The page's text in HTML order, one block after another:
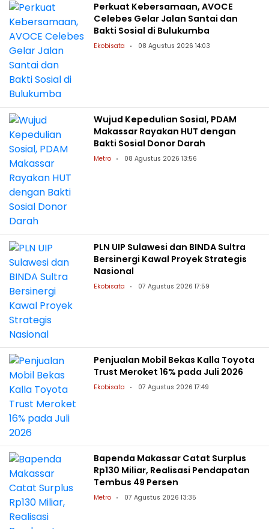
Perkuat Kebersamaan, AVOCE
Celebes Gelar Jalan Santai dan
Bakti Sosial di Bulukumba
Ekobisata 08 Agustus 2026 14:03
Wujud Kepedulian Sosial, PDAM
Makassar Rayakan HUT dengan
Bakti Sosial Donor Darah
Metro 08 Agustus 2026 13:56
PLN UIP Sulawesi dan BINDA Sultra
Bersinergi Kawal Proyek Strategis
Nasional
Ekobisata 07 Agustus 2026 17:59
Penjualan Mobil Bekas Kalla Toyota
Trust Meroket 16% pada Juli 2026
Ekobisata 07 Agustus 2026 17:49
Bapenda Makassar Catat Surplus
Rp130 Miliar, Realisasi Pendapatan
Tembus 49 Persen
Metro 07 Agustus 2026 13:35